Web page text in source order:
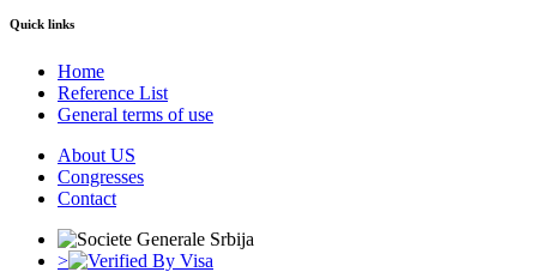
Quick links
Home
Reference List
General terms of use
About US
Congresses
Contact
>